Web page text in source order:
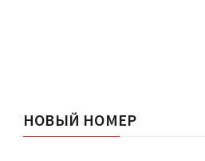
НОВЫЙ НОМЕР